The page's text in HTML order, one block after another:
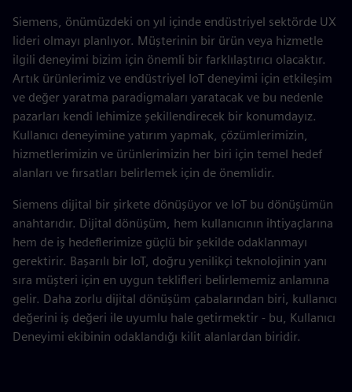
Siemens, önümüzdeki on yıl içinde endüstriyel sektörde UX
lideri olmayı planlıyor. Müşterinin bir ürün veya hizmetle
ilgili deneyimi bizim için önemli bir farklılaştırıcı olacaktır.
Artık ürünlerimiz ve endüstriyel IoT deneyimi için etkileşim
ve değer yaratma paradigmaları yaratacak ve bu nedenle
pazarları kendi lehimize şekillendirecek bir konumdayız.
Kullanıcı deneyimine yatırım yapmak, çözümlerimizin,
hizmetlerimizin ve ürünlerimizin her biri için temel hedef
alanları ve fırsatları belirlemek için de önemlidir.
Siemens dijital bir şirkete dönüşüyor ve IoT bu dönüşümün
anahtarıdır. Dijital dönüşüm, hem kullanıcının ihtiyaçlarına
hem de iş hedeflerimize güçlü bir şekilde odaklanmayı
gerektirir. Başarılı bir IoT, doğru yenilikçi teknolojinin yanı
sıra müşteri için en uygun teklifleri belirlememiz anlamına
gelir. Daha zorlu dijital dönüşüm çabalarından biri, kullanıcı
değerini iş değeri ile uyumlu hale getirmektir - bu, Kullanıcı
Deneyimi ekibinin odaklandığı kilit alanlardan biridir.